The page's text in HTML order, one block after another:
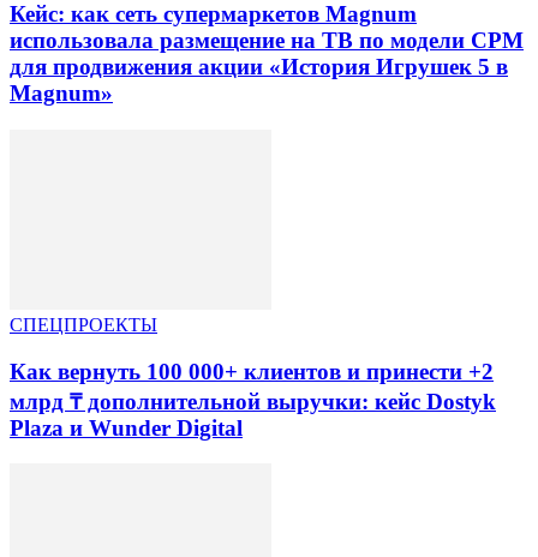
Кейс: как сеть супермаркетов Magnum
использовала размещение на ТВ по модели CPM
для продвижения акции «История Игрушек 5 в
Magnum»
СПЕЦПРОЕКТЫ
Как вернуть 100 000+ клиентов и принести +2
млрд ₸ дополнительной выручки: кейс Dostyk
Plaza и Wunder Digital